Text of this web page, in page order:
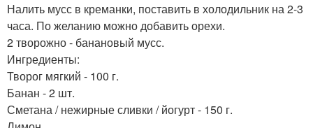
Налить мусс в креманки, поставить в холодильник на 2-3
часа. По желанию можно добавить орехи.
2 творожно - банановый мусс.
Ингредиенты:
Творог мягкий - 100 г.
Банан - 2 шт.
Сметана / нежирные сливки / йогурт - 150 г.